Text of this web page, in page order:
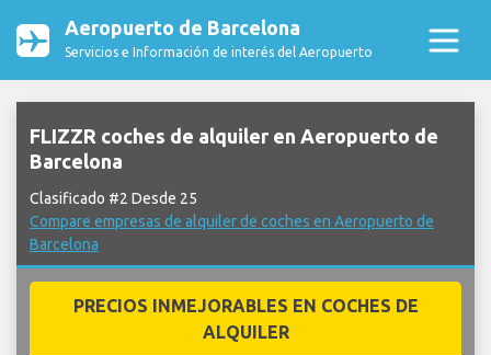
Aeropuerto de Barcelona
Servicios e Información de interés del Aeropuerto
FLIZZR coches de alquiler en Aeropuerto de
Barcelona
Clasificado #2 Desde 25
Compare empresas de alquiler de coches en Aeropuerto de
Barcelona
PRECIOS INMEJORABLES EN COCHES DE
ALQUILER